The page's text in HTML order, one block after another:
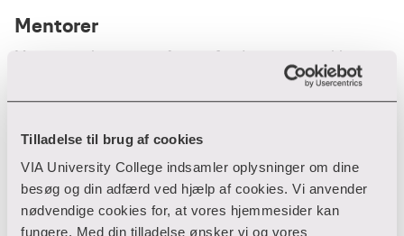
Tilladelse til brug af cookies
VIA University College indsamler oplysninger om dine
besøg og din adfærd ved hjælp af cookies. Vi anvender
nødvendige cookies for, at vores hjemmesider kan
fungere. Med din tilladelse ønsker vi og vores
Mentorer
Mange iværksættere står over for de samme problemer,
når de skal starte en virksomhed op eller måske arbejde
med innovation i allerede eksisterende organisationer.
mentor, som selv har stået med de samme
problemstillinger, du står overfor.
Gennem studentervæksthusene kan du blive matchet
med en mentor i et udviklingsforløb, hvor du kan få råd af